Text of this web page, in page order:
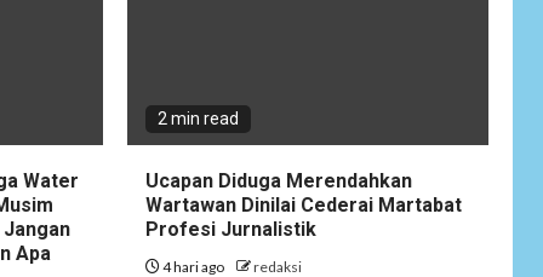
Bulukumba
NEWS
Soal Dugaan
Tenaga Ahli Fiktif,
Water
Apa
2 min read
Ucapan Diduga Merendahkan
Wartawan Dinilai Cederai Martabat
Profesi Jurnalistik
4 hari ago redaksi